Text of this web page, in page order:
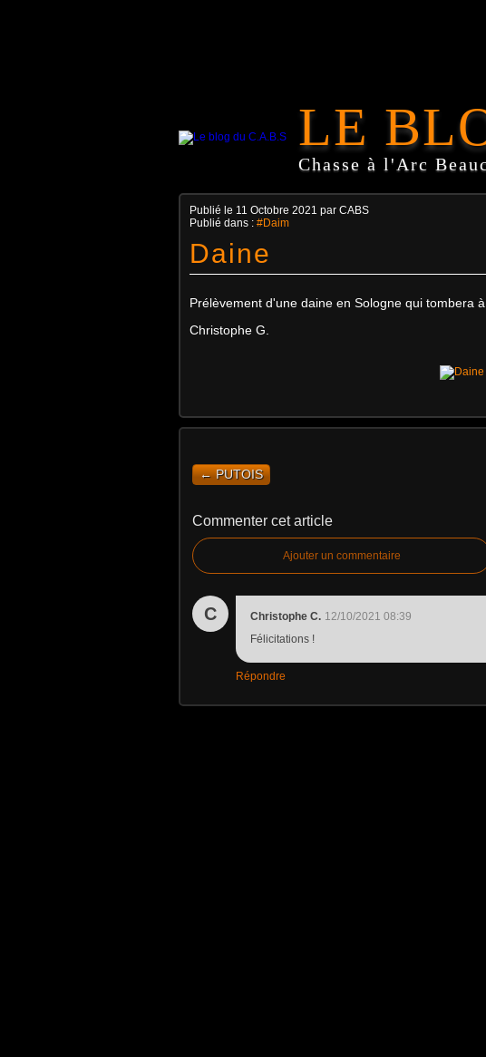
LE
Chasse à l'Arc
Publié le 11 Octobre 2021 par CABS
Publié dans : #Daim
Daine
Prélèvement d'une daine en Sologne qui tombera à
Christophe G.
← PUTOIS
Commenter cet article
Ajouter un commentaire
C Christophe C. 12/10/2021 08:39
Félicitations !
Répondre